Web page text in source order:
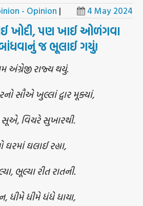
- Opinion | 4 May 2024
ખોદી,પણ ખાઈઓળંગવા
જભૂલાઈગયું!
અંગ્રેજી રાજ્ય થયું.
સૌએ ખુલ્લાં દ્વાર મૂક્યાં,
વિચરે સુખારથી.
ઘરમાં ઘલાઈ રહ્યા,
ભૂલ્યા રીત રાતની.
ધીમે ધીમે ધંધે ધાયા,